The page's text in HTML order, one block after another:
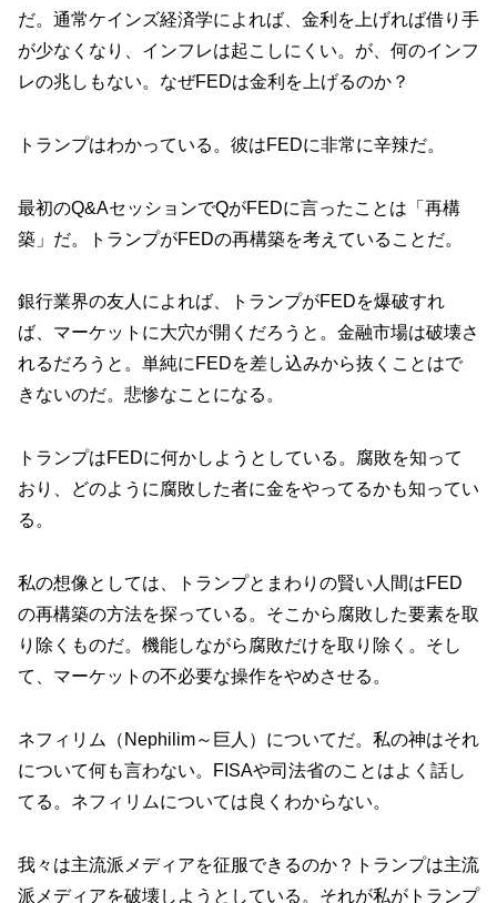
だ。通常ケインズ経済学によれば、金利を上げれば借り手
が少なくなり、インフレは起こしにくい。が、何のインフ
レの兆しもない。なぜFEDは金利を上げるのか？
トランプはわかっている。彼はFEDに非常に辛辣だ。
最初のQ&AセッションでQがFEDに言ったことは「再構
築」だ。トランプがFEDの再構築を考えていることだ。
銀行業界の友人によれば、トランプがFEDを爆破すれ
ば、マーケットに大穴が開くだろうと。金融市場は破壊さ
れるだろうと。単純にFEDを差し込みから抜くことはで
きないのだ。悲惨なことになる。
トランプはFEDに何かしようとしている。腐敗を知って
おり、どのように腐敗した者に金をやってるかも知ってい
る。
私の想像としては、トランプとまわりの賢い人間はFED
の再構築の方法を探っている。そこから腐敗した要素を取
り除くものだ。機能しながら腐敗だけを取り除く。そし
て、マーケットの不必要な操作をやめさせる。
ネフィリム（Nephilim～巨人） についてだ。私の神はそれ
について何も言わない。FISAや司法省のことはよく話し
てる。ネフィリムについては良くわからない。
我々は主流派メディアを征服できるのか？トランプは主流
派メディアを破壊しようとしている。それが私がトランプ